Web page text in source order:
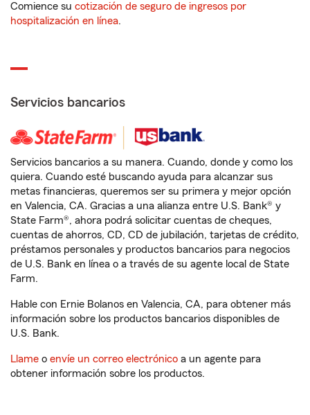
Comience su cotización de seguro de ingresos por
hospitalización en línea.
Servicios bancarios
Servicios bancarios a su manera. Cuando, donde y como los
quiera. Cuando esté buscando ayuda para alcanzar sus
metas financieras, queremos ser su primera y mejor opción
en Valencia, CA. Gracias a una alianza entre U.S. Bank® y
State Farm®, ahora podrá solicitar cuentas de cheques,
cuentas de ahorros, CD, CD de jubilación, tarjetas de crédito,
préstamos personales y productos bancarios para negocios
de U.S. Bank en línea o a través de su agente local de State
Farm.
Hable con Ernie Bolanos en Valencia, CA, para obtener más
información sobre los productos bancarios disponibles de
U.S. Bank.
Llame o envíe un correo electrónico a un agente para
obtener información sobre los productos.